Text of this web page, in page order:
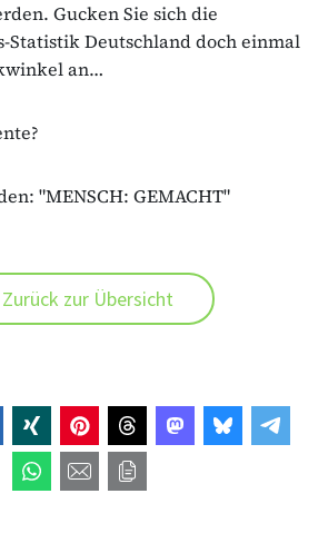
Gucken Sie sich die
Statistik Deutschland doch einmal
an…
"MENSCH: GEMACHT"
Zurück zur Übersicht